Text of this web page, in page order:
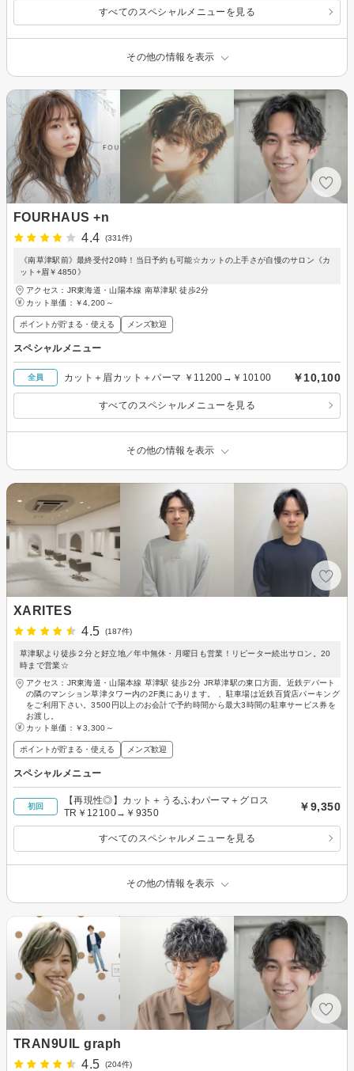
すべてのスペシャルメニューを見る
その他の情報を表示
FOURHAUS +n
4.4
(331件)
《南草津駅前》最終受付20時！当日予約も可能☆カットの上手さが自慢のサロン《カ
ット+眉￥4850》
アクセス：JR東海道・山陽本線 南草津駅 徒歩2分
カット単価： ￥4,200～
ポイントが貯まる・使える メンズ歓迎
スペシャルメニュー
全員 カット＋眉カット＋パーマ ￥11200→￥10100 ￥10,100
すべてのスペシャルメニューを見る
その他の情報を表示
XARITES
4.5
(187件)
草津駅より徒歩２分と好立地／年中無休・月曜日も営業！リピーター続出サロン。20
時まで営業☆
アクセス：JR東海道・山陽本線 草津駅 徒歩2分 JR草津駅の東口方面。近鉄デパート
の隣のマンション草津タワー内の2F奥にあります。 、駐車場は近鉄百貨店パーキング
をご利用下さい。3500円以上のお会計で予約時間から最大3時間の駐車サービス券を
お渡し。
カット単価： ￥3,300～
ポイントが貯まる・使える メンズ歓迎
スペシャルメニュー
初回
【再現性◎】カット＋うるふわパーマ＋グロス
TR￥12100→￥9350
￥9,350
すべてのスペシャルメニューを見る
その他の情報を表示
TRAN9UIL graph
4.5
(204件)